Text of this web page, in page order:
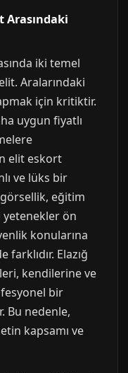
Arasındaki
iki temel
Aralarındaki
için kritiktir.
uygun fiyatlı
elit eskort
ve lüks bir
eğitim
yetenekler ön
konularına
Elazığ
kendilerine ve
bir
Bu nedenle,
kapsamı ve